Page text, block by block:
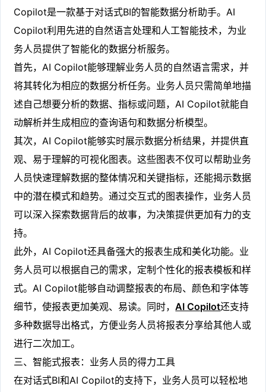
Copilot是一款基于对话式BI的智能数据分析助手。AI
Copilot利用先进的自然语言处理和人工智能技术，为业
务人员提供了智能化的数据分析服务。
首先，AI Copilot能够理解业务人员的自然语言需求，并
将其转化为相应的数据分析任务。业务人员只需简单地描
述自己想要分析的数据、指标或问题，AI Copilot就能自
动解析并生成相应的查询语句和数据分析模型。
其次，AI Copilot能够实时展示数据分析结果，并提供直
观、易于理解的可视化图表。这些图表不仅可以帮助业务
人员快速理解数据的整体情况和关键指标，还能揭示数据
中的潜在模式和趋势。通过交互式的图表操作，业务人员
可以深入探索数据背后的故事，为决策提供更加有力的支
持。
此外，AI Copilot还具备强大的报表生成和美化功能。业
务人员可以根据自己的需求，定制个性化的报表模板和样
式。AI Copilot能够自动调整报表的布局、颜色和字体等
细节，使报表更加美观、易读。同时，AI Copilot还支持
多种数据导出格式，方便业务人员将报表分享给其他人或
进行二次加工。
三、智能式报表：业务人员的得力工具
在对话式BI和AI Copilot的支持下，业务人员可以轻松地